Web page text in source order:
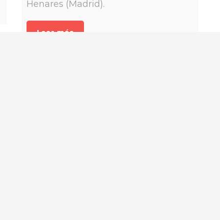
Henares (Madrid).
Leer más